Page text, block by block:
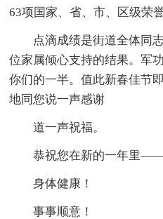
63项国家、省、市、区级荣誉
点滴成绩是街道全体同
位家属倾心支持的结果。军
你们的一半。值此新春佳节
地同您说一声感谢
道一声祝福。
恭祝您在新的一年里
身体健康！
事事顺意！